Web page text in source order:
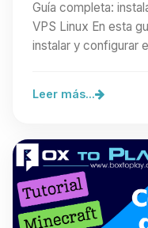
Guía completa:
VPS Linux En esta
instalar y configurar
Leer más...